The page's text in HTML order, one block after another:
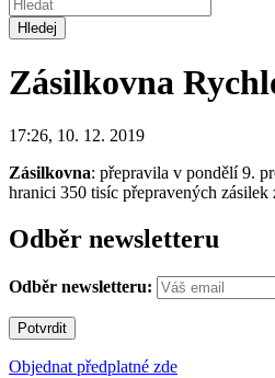
Hledej
Zásilkovna
17:26, 10. 12. 2019
Zásilkovna: přepravila v pondělí 9.
hranici 350 tisíc přepravených zásilek
Odběr newsletteru
Odběr newsletteru:
Objednat předplatné zde